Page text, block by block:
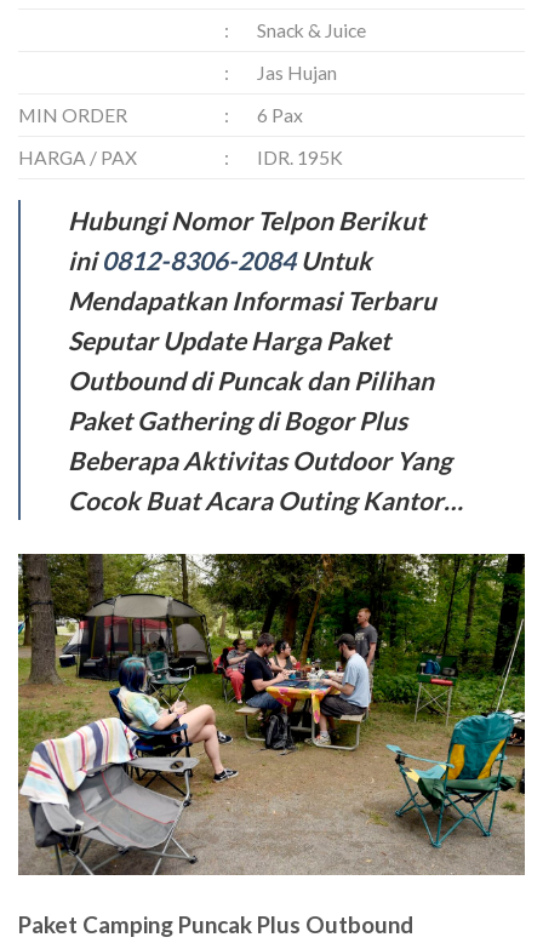
:
Snack & Juice
:
Jas Hujan
MIN ORDER
:
6 Pax
HARGA / PAX
: IDR. 195K
Hubungi Nomor Telpon Berikut
ini0812-8306-2084Untuk
Mendapatkan Informasi Terbaru
Seputar Update Harga Paket
Outbound di Puncak dan Pilihan
Paket Gathering di Bogor Plus
Beberapa Aktivitas Outdoor Yang
Cocok Buat Acara Outing Kantor…
Paket Camping Puncak Plus Outbound